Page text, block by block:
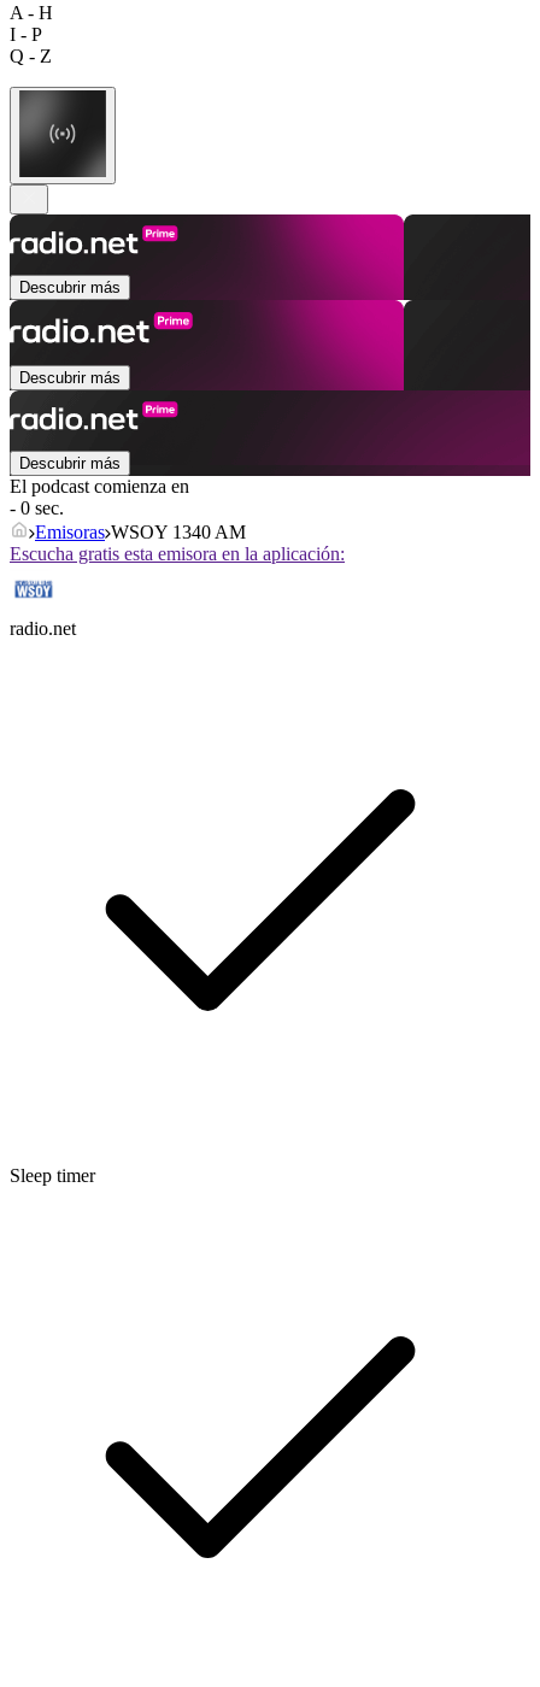
A - H
I - P
Q - Z
Descubrir más
Descubrir más
Descubrir más
El podcast comienza en
- 0 sec.
Emisoras WSOY 1340 AM
Escucha gratis esta emisora en la aplicación:
radio.net
Sleep timer